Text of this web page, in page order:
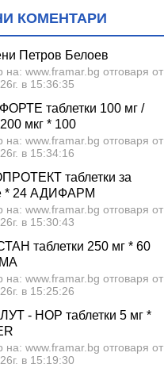
КОМЕНТАРИ
Петров Белоев
на: www.framar.bg отговаря от
в 15:36:35
таблетки 100 мг /
мкг * 100
на: www.framar.bg отговаря от
в 15:34:16
таблетки за
* 24 АДИФАРМ
на: www.framar.bg отговаря от
в 15:30:43
таблетки 250 мг * 60
на: www.framar.bg отговаря от
в 15:25:26
- НОР таблетки 5 мг *
на: www.framar.bg отговаря от
в 15:19:30